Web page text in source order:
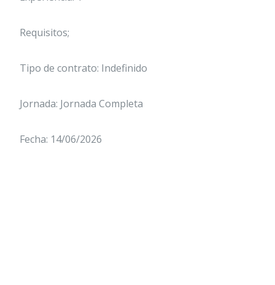
Requisitos;
Tipo de contrato: Indefinido
Jornada: Jornada Completa
Fecha: 14/06/2026